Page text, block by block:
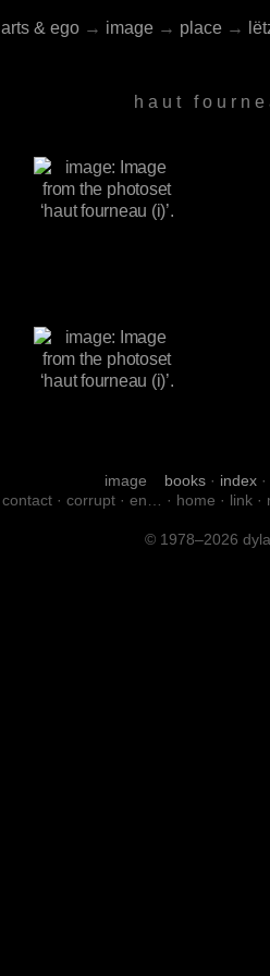
arts & ego → image → place →
haut
image books · index ·
contact · corrupt · en… · home · link ·
© 1978–2026